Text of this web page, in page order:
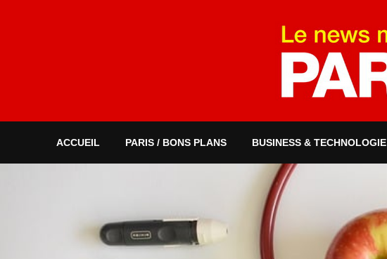
ACCUEIL PARIS / BONS PLANS BUSINESS & TECHNOLOGIE